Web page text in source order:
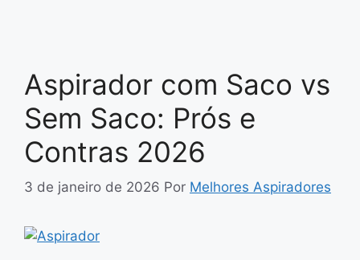
Aspirador com Saco vs
Sem Saco: Prós e
Contras 2026
3 de janeiro de 2026 Por Melhores Aspiradores